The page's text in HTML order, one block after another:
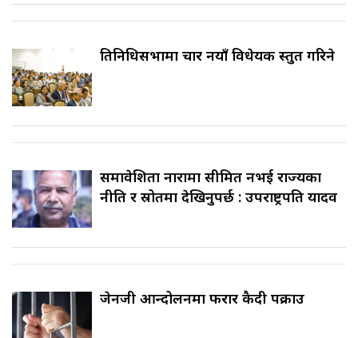
प्रतिनिधिसभामा चार नयाँ विधेयक प्रस्तुत गरिने
समावेशिता नारामा सीमित नभई राज्यका
नीति र स्रोतमा देखिनुपर्छ : उपराष्ट्रपति यादव
जेनजी आन्दोलनमा फरार कैदी पक्राउ